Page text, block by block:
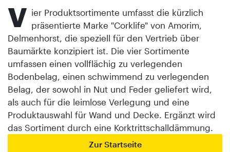
V ier Produktsortimente umfasst die kürzlich
präsentierte Marke "Corklife" von Amorim,
Delmenhorst, die speziell für den Vertrieb über
Baumärkte konzipiert ist. Die vier Sortimente
umfassen einen vollflächig zu verlegenden
Bodenbelag, einen schwimmend zu verlegenden
Belag, der sowohl in Nut und Feder geliefert wird,
als auch für die leimlose Verlegung und eine
Produktauswahl für Wand und Decke. Ergänzt wird
das Sortiment durch eine Korktrittschalldämmung.
Zur Startseite